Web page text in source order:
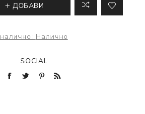
ДОБАВИ
налично: Налично
SOCIAL